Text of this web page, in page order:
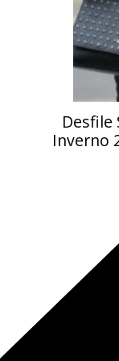
Desfile
Inverno